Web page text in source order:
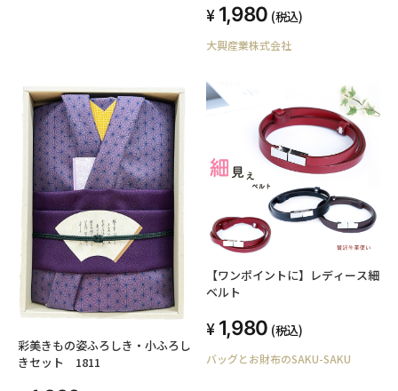
1,980 (税込)
大興産業株式会社
彩美きもの姿ふろしき・小ふろし
きセット 1811
【ワンポイントに】レディース細
ベルト
1,980 (税込)
バッグとお財布のSAKU-SAKU